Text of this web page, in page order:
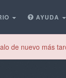
AYUDA
de nuevo más